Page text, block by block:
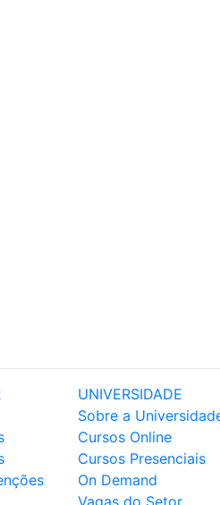
UNIVERSIDADE
Sobre a
Cursos Online
Cursos Presenciais
On Demand
Vagas do Setor